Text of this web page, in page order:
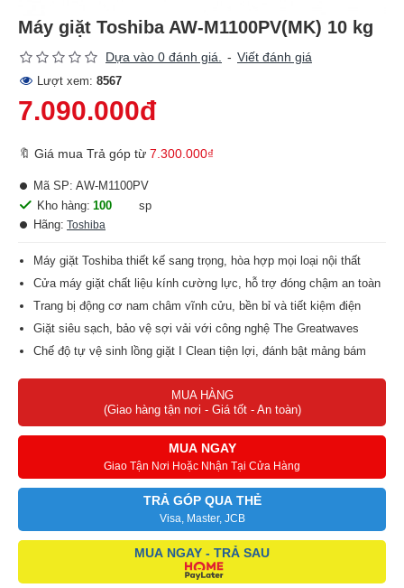
Máy giặt Toshiba AW-M1100PV(MK) 10 kg
Dựa vào 0 đánh giá. - Viết đánh giá
Lượt xem: 8567
7.090.000đ
🔖 Giá mua Trả góp từ 7.300.000₫
Kho hàng: 100
sp
Hãng: Toshiba
Mã SP: AW-M1100PV
Máy giặt Toshiba thiết kế sang trọng, hòa hợp mọi loại nội thất
Cửa máy giặt chất liệu kính cường lực, hỗ trợ đóng chậm an toàn
Trang bị động cơ nam châm vĩnh cửu, bền bỉ và tiết kiệm điện
Giặt siêu sạch, bảo vệ sợi vải với công nghệ The Greatwaves
Chế độ tự vệ sinh lồng giặt I Clean tiện lợi, đánh bật mảng bám
Giặt sạch quần áo nhanh chóng khi tích hợp chế độ giặ
MUA HÀNG
(Giao hàng tận nơi - Giá tốt - An toàn)
MUA NGAY
Giao Tận Nơi Hoặc Nhận Tại Cửa Hàng
TRẢ GÓP QUA THẺ
Visa, Master, JCB
MUA NGAY - TRẢ SAU